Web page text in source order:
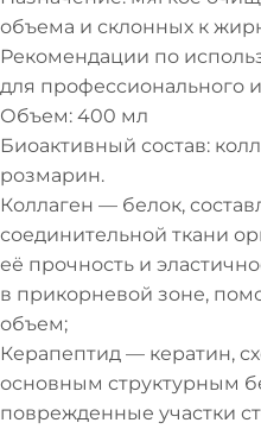
объема и склонных к
Рекомендации по
для профессионального
Объем: 400 мл
Биоактивный состав:
розмарин.
Коллаген — белок,
соединительной ткани
её прочность и
в прикорневой зоне,
объем;
Керапептид — кератин,
основным структурным
поврежденные участки